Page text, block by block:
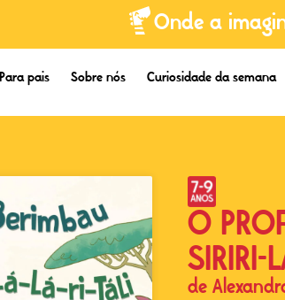
Onde a
Para pais Sobre nós Curiosidade da semana
O
SIRIRI-
de